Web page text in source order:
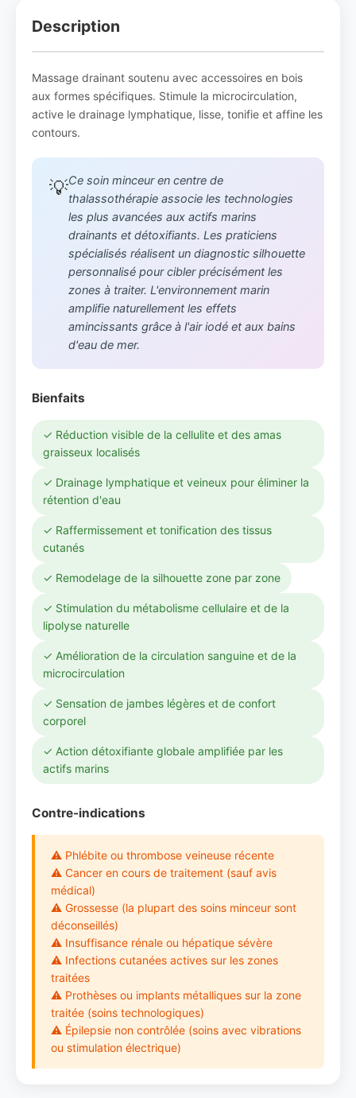
Description
Massage drainant soutenu avec accessoires en bois
aux formes spécifiques. Stimule la microcirculation,
active le drainage lymphatique, lisse, tonifie et affine les
contours.
💡Ce soin minceur en centre de
thalassothérapie associe les technologies
les plus avancées aux actifs marins
drainants et détoxifiants. Les praticiens
spécialisés réalisent un diagnostic silhouette
personnalisé pour cibler précisément les
zones à traiter. L'environnement marin
amplifie naturellement les effets
amincissants grâce à l'air iodé et aux bains
d'eau de mer.
Bienfaits
✓ Réduction visible de la cellulite et des amas
graisseux localisés
✓ Drainage lymphatique et veineux pour éliminer la
rétention d'eau
✓ Raffermissement et tonification des tissus
cutanés
✓ Remodelage de la silhouette zone par zone
✓ Stimulation du métabolisme cellulaire et de la
lipolyse naturelle
✓ Amélioration de la circulation sanguine et de la
microcirculation
✓ Sensation de jambes légères et de confort
corporel
✓ Action détoxifiante globale amplifiée par les
actifs marins
Contre-indications
⚠ Phlébite ou thrombose veineuse récente
⚠ Cancer en cours de traitement (sauf avis
médical)
⚠ Grossesse (la plupart des soins minceur sont
déconseillés)
⚠ Insuffisance rénale ou hépatique sévère
⚠ Infections cutanées actives sur les zones
traitées
⚠ Prothèses ou implants métalliques sur la zone
traitée (soins technologiques)
⚠ Épilepsie non contrôlée (soins avec vibrations
ou stimulation électrique)